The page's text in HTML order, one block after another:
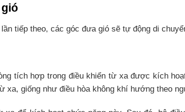
tiếp theo, các góc đưa gió sẽ tự động di
tích hợp trong điều khiển từ xa được kích
xa, giống như điều hòa không khí hướng theo